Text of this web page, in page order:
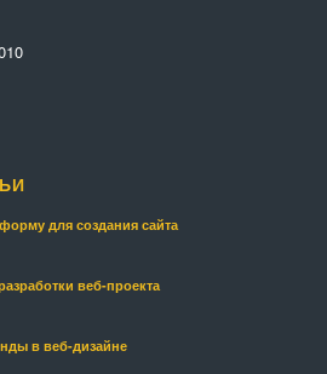
для создания сайта
веб-проекта
в веб-дизайне